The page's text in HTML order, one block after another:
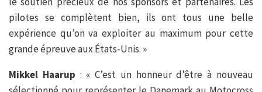
pilotes se complètent bien, ils ont tous une belle
expérience qu’on va exploiter au maximum pour cette
grande épreuve aux États-Unis. »
Mikkel Haarup : « C’est un honneur d’être à nouveau